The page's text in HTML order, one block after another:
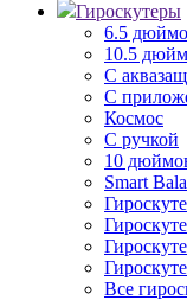
Гироскутеры
6.5
10.5
С
С
Космос
С ручкой
10
Smart
Все